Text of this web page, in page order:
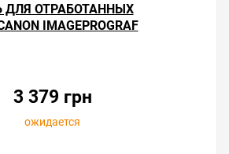
и чистоту контактных
на принтере экономичной.
ДЛЯ ОТРАБОТАННЫХ
IMAGEPROGRAF
3 379 грн
ожидается